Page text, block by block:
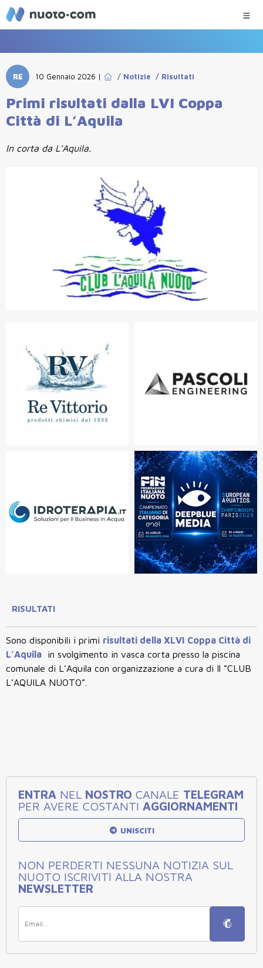
RE 10 Gennaio 2026 | / Notizie / Risultati
Primi risultati dalla LVI Coppa
Città di L’Aquila
In corta da L’Aquila.
RISULTATI
Sono disponibili i primi risultati della XLVI Coppa Città di
L’Aquila in svolgimento in vasca corta presso la piscina
comunale di L’Aquila con organizzazione a cura di Il “CLUB
L’AQUILA NUOTO”.
ENTRA NEL NOSTRO CANALE TELEGRAM
PER AVERE COSTANTI AGGIORNAMENTI
UNISCITI
NON PERDERTI NESSUNA NOTIZIA SUL
NUOTO ISCRIVITI ALLA NOSTRA
NEWSLETTER